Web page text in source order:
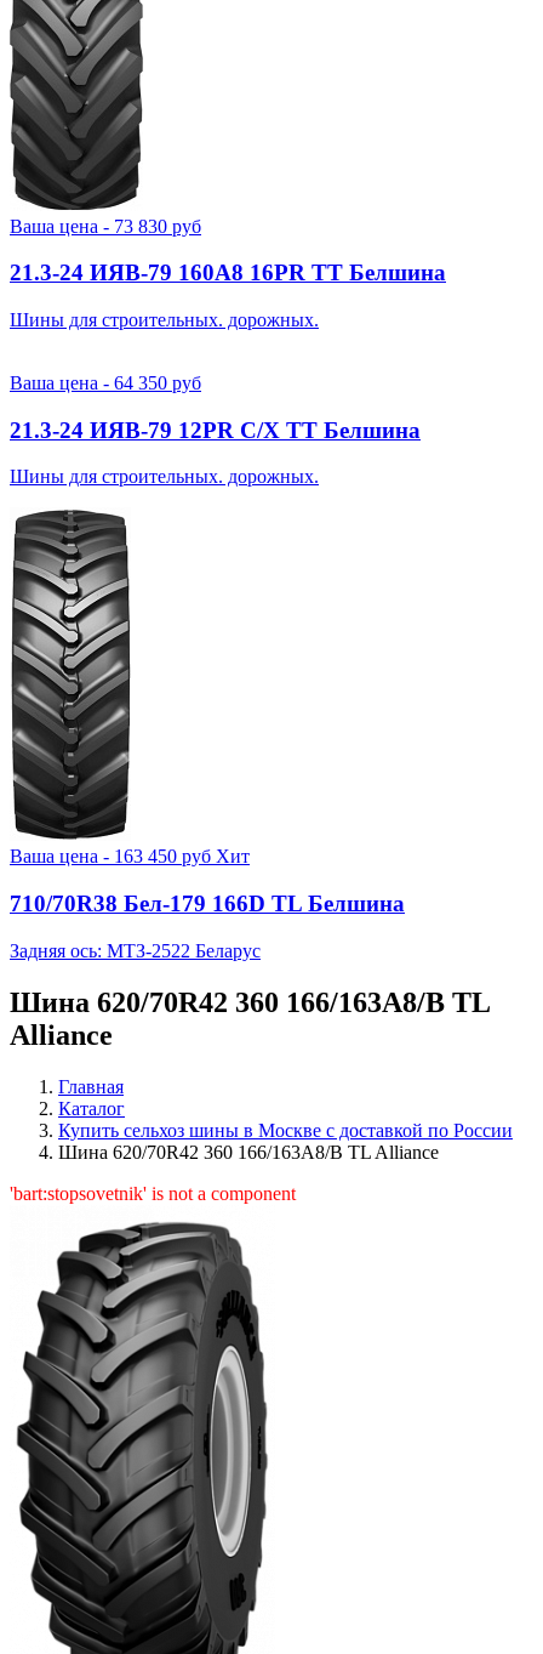
Ваша цена - 73 830 руб
21.3-24 ИЯВ-79 160A8 16PR TT Белшина
Шины для строительных. дорожных.
Ваша цена - 64 350 руб
21.3-24 ИЯВ-79 12PR С/Х TT Белшина
Шины для строительных. дорожных.
Ваша цена - 163 450 руб Хит
710/70R38 Бел-179 166D TL Белшина
Задняя ось: МТЗ-2522 Беларус
Шина 620/70R42 360 166/163A8/B TL
Alliance
Главная
Каталог
Купить сельхоз шины в Москве с доставкой по России
Шина 620/70R42 360 166/163A8/B TL Alliance
'bart:stopsovetnik' is not a component